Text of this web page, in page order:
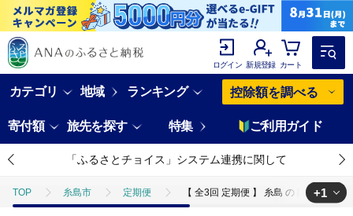
ログイン 新規登録 カート
カテゴリ 地域 ランキング 控除額を調べる
寄付額 旅先を探す 特集 ご利用ガイド
「ふるさとチョイス」システム連携に関して
TOP 糸島市 定期便 【 全3回 定期便 】 糸島 の 陽光 ハム /
+1